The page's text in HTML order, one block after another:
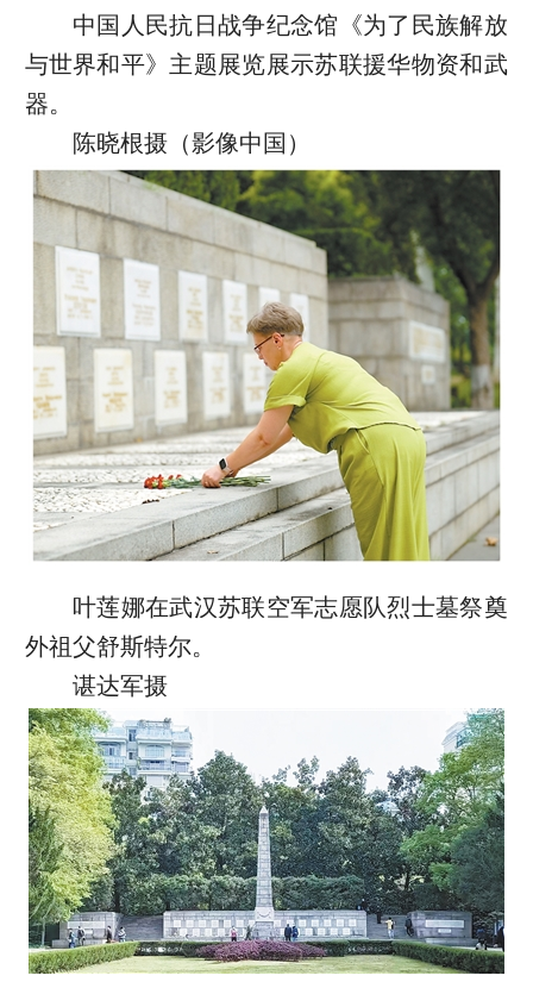
中国人民抗日战争纪念馆《为了民族解放
与世界和平》主题展览展示苏联援华物资和武
器。
陈晓根摄（影像中国）
叶莲娜在武汉苏联空军志愿队烈士墓祭奠
外祖父舒斯特尔。
谌达军摄